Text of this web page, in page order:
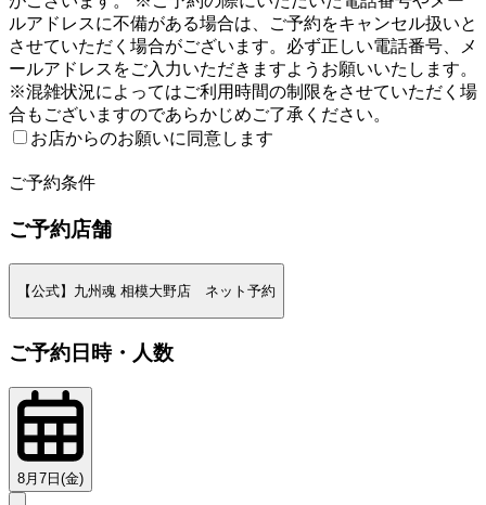
ルアドレスに不備がある場合は、ご予約をキャンセル扱いと
させていただく場合がございます。必ず正しい電話番号、メ
ールアドレスをご入力いただきますようお願いいたします。
※混雑状況によってはご利用時間の制限をさせていただく場
合もございますのであらかじめご了承ください。
お店からのお願いに同意します
ご予約条件
ご予約店舗
【公式】九州魂 相模大野店 ネット予約
ご予約日時・人数
8月7日(金)